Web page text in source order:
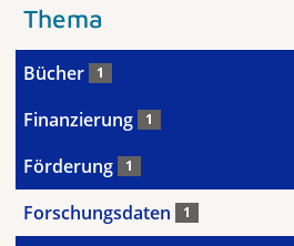
Thema
Bücher 1
Finanzierung 1
Förderung 1
Forschungsdaten 1